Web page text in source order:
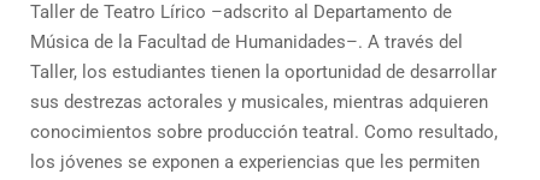
Taller de Teatro Lírico –adscrito al Departamento de
Música de la Facultad de Humanidades–. A través del
Taller, los estudiantes tienen la oportunidad de desarrollar
sus destrezas actorales y musicales, mientras adquieren
conocimientos sobre producción teatral. Como resultado,
los jóvenes se exponen a experiencias que les permiten